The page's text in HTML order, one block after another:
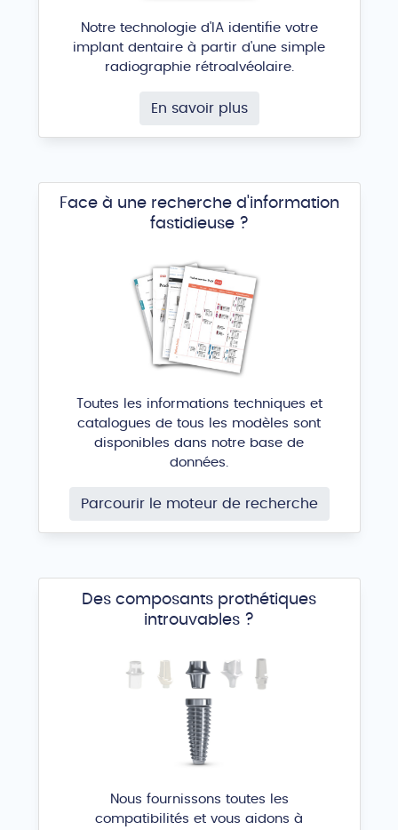
Notre technologie d'IA identifie votre
implant dentaire à partir d'une simple
radiographie rétroalvéolaire.
En savoir plus
Face à une recherche d'information
fastidieuse ?
Toutes les informations techniques et
catalogues de tous les modèles sont
disponibles dans notre base de
données.
Parcourir le moteur de recherche
Des composants prothétiques
introuvables ?
Nous fournissons toutes les
compatibilités et vous aidons à